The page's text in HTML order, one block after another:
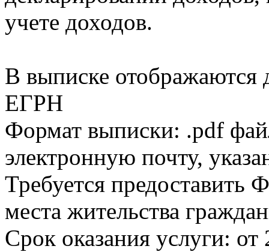
учете доходов.
В выписке
ЕГРН
Формат выписки: .pdf
электронную почту,
Требуется
места жительства
Срок оказания услуги: от